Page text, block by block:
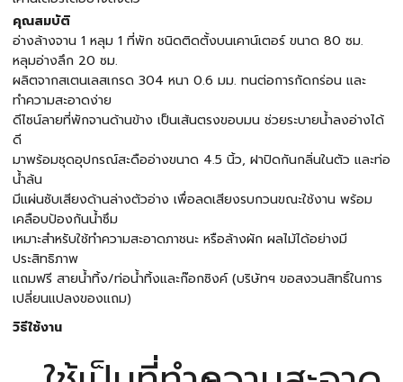
คุณสมบัติ
อ่างล้างจาน 1 หลุม 1 ที่พัก ชนิดติดตั้งบนเคาน์เตอร์ ขนาด 80 ซม.
หลุมอ่างลึก 20 ซม.
ผลิตจากสเตนเลสเกรด 304 หนา 0.6 มม. ทนต่อการกัดกร่อน และ
ทำความสะอาดง่าย
ดีไซน์ลายที่พักจานด้านข้าง เป็นเส้นตรงขอบมน ช่วยระบายน้ำลงอ่างได้
ดี
มาพร้อมชุดอุปกรณ์สะดืออ่างขนาด 4.5 นิ้ว, ฝาปิดกันกลิ่นในตัว และท่อ
น้ำล้น
มีแผ่นซับเสียงด้านล่างตัวอ่าง เพื่อลดเสียงรบกวนขณะใช้งาน พร้อม
เคลือบป้องกันน้ำซึม
เหมาะสำหรับใช้ทำความสะอาดภาชนะ หรือล้างผัก ผลไม้ได้อย่างมี
ประสิทธิภาพ
แถมฟรี สายน้ำทิ้ง/ท่อน้ำทิ้งและก๊อกซิงค์ (บริษัทฯ ขอสงวนสิทธิ์ในการ
เปลี่ยนแปลงของแถม)
วิธีใช้งาน